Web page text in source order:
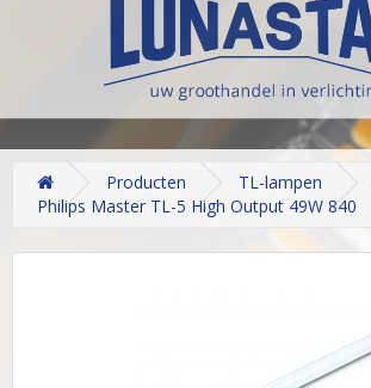
Producten
TL-lampen
Philips Master TL-5 High Output 49W 840